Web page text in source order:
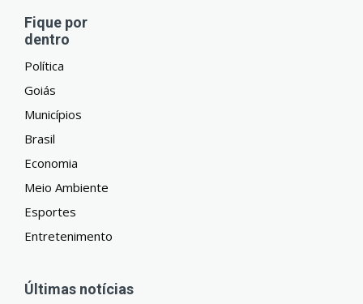
Fique por
dentro
Política
Goiás
Municípios
Brasil
Economia
Meio Ambiente
Esportes
Entretenimento
Últimas notícias